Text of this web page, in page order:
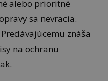
alebo prioritné
sa nevracia.
znáša
na ochranu